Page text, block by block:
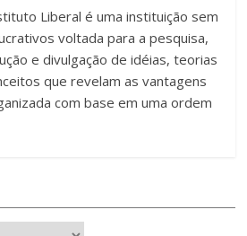
Liberal é uma instituição sem
voltada para a pesquisa,
e divulgação de idéias, teorias
que revelam as vantagens
com base em uma ordem